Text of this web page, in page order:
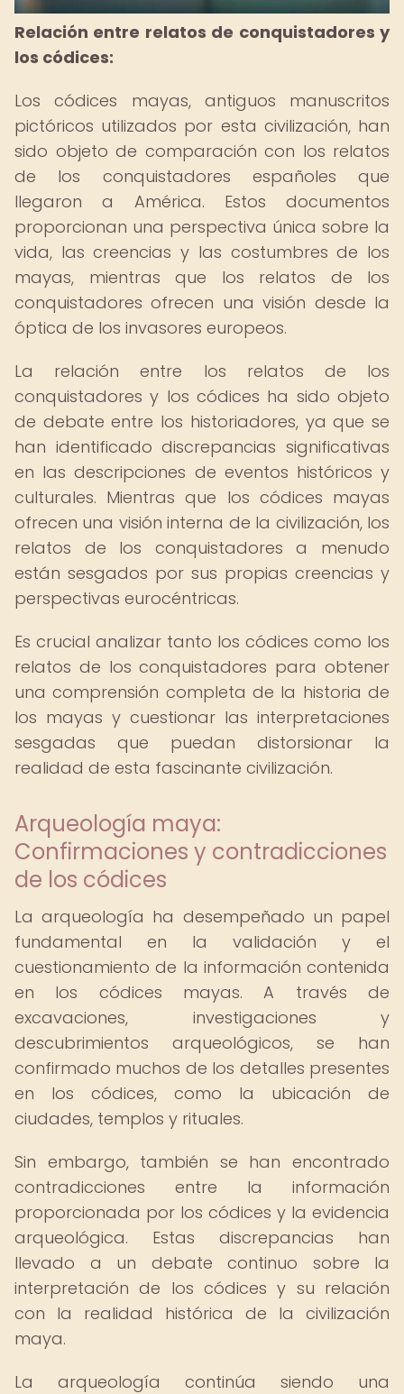
Relación entre relatos de conquistadores y
los códices:
Los códices mayas, antiguos manuscritos
pictóricos utilizados por esta civilización, han
sido objeto de comparación con los relatos
de los conquistadores españoles que
llegaron a América. Estos documentos
proporcionan una perspectiva única sobre la
vida, las creencias y las costumbres de los
mayas, mientras que los relatos de los
conquistadores ofrecen una visión desde la
óptica de los invasores europeos.
La relación entre los relatos de los
conquistadores y los códices ha sido objeto
de debate entre los historiadores, ya que se
han identificado discrepancias significativas
en las descripciones de eventos históricos y
culturales. Mientras que los códices mayas
ofrecen una visión interna de la civilización, los
relatos de los conquistadores a menudo
están sesgados por sus propias creencias y
perspectivas eurocéntricas.
Es crucial analizar tanto los códices como los
relatos de los conquistadores para obtener
una comprensión completa de la historia de
los mayas y cuestionar las interpretaciones
sesgadas que puedan distorsionar la
realidad de esta fascinante civilización.
Arqueología maya:
Confirmaciones y contradicciones
de los códices
La arqueología ha desempeñado un papel
fundamental en la validación y el
cuestionamiento de la información contenida
en los códices mayas. A través de
excavaciones, investigaciones y
descubrimientos arqueológicos, se han
confirmado muchos de los detalles presentes
en los códices, como la ubicación de
ciudades, templos y rituales.
Sin embargo, también se han encontrado
contradicciones entre la información
proporcionada por los códices y la evidencia
arqueológica. Estas discrepancias han
llevado a un debate continuo sobre la
interpretación de los códices y su relación
con la realidad histórica de la civilización
maya.
La arqueología continúa siendo una